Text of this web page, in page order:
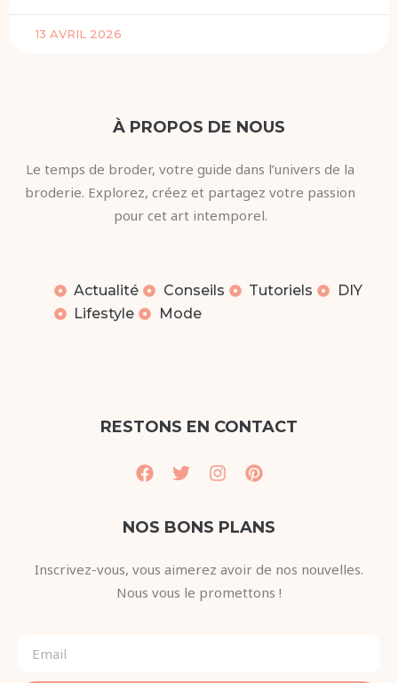
13 AVRIL 2026
À PROPOS DE NOUS
Le temps de broder, votre guide dans l’univers de la
broderie. Explorez, créez et partagez votre passion
pour cet art intemporel.
Actualité Conseils Tutoriels
DIY
Lifestyle
Mode
RESTONS EN CONTACT
NOS BONS PLANS
Inscrivez-vous, vous aimerez avoir de nos nouvelles.
Nous vous le promettons !